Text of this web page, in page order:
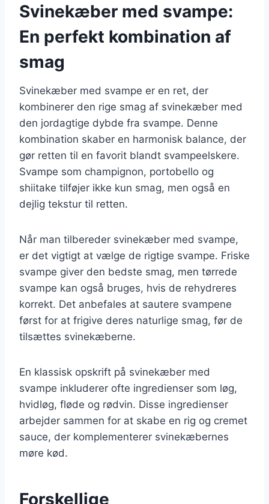
Svinekæber med svampe:
En perfekt kombination af
smag
Svinekæber med svampe er en ret, der
kombinerer den rige smag af svinekæber med
den jordagtige dybde fra svampe. Denne
kombination skaber en harmonisk balance, der
gør retten til en favorit blandt svampeelskere.
Svampe som champignon, portobello og
shiitake tilføjer ikke kun smag, men også en
dejlig tekstur til retten.
Når man tilbereder svinekæber med svampe,
er det vigtigt at vælge de rigtige svampe. Friske
svampe giver den bedste smag, men tørrede
svampe kan også bruges, hvis de rehydreres
korrekt. Det anbefales at sautere svampene
først for at frigive deres naturlige smag, før de
tilsættes svinekæberne.
En klassisk opskrift på svinekæber med
svampe inkluderer ofte ingredienser som løg,
hvidløg, fløde og rødvin. Disse ingredienser
arbejder sammen for at skabe en rig og cremet
sauce, der komplementerer svinekæbernes
møre kød.
Forskellige